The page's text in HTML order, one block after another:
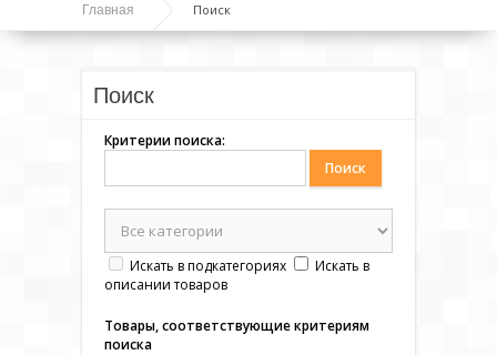
Главная Поиск
Поиск
Критерии поиска:
Искать в подкатегориях
Искать в
описании товаров
Товары, соответствующие критериям
поиска